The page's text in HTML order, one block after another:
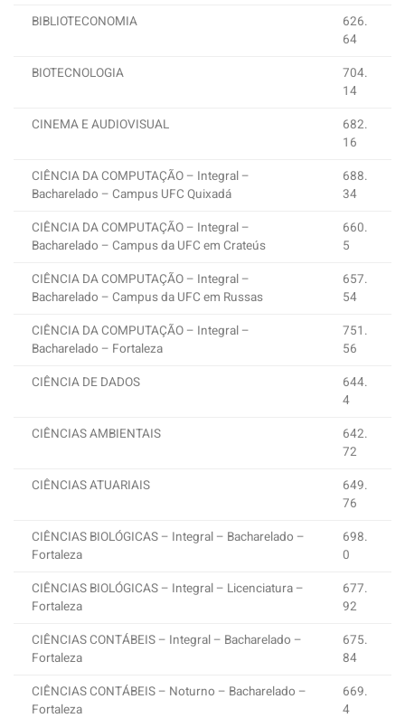
BIBLIOTECONOMIA
626.
64
BIOTECNOLOGIA
704.
14
CINEMA E AUDIOVISUAL
682.
16
CIÊNCIA DA COMPUTAÇÃO – Integral –
Bacharelado – Campus UFC Quixadá
688.
34
CIÊNCIA DA COMPUTAÇÃO – Integral –
Bacharelado – Campus da UFC em Crateús
660.
5
CIÊNCIA DA COMPUTAÇÃO – Integral –
Bacharelado – Campus da UFC em Russas
657.
54
CIÊNCIA DA COMPUTAÇÃO – Integral –
Bacharelado – Fortaleza
751.
56
CIÊNCIA DE DADOS
644.
4
CIÊNCIAS AMBIENTAIS
642.
72
CIÊNCIAS ATUARIAIS
649.
76
CIÊNCIAS BIOLÓGICAS – Integral – Bacharelado –
Fortaleza
698.
0
CIÊNCIAS BIOLÓGICAS – Integral – Licenciatura –
Fortaleza
677.
92
CIÊNCIAS CONTÁBEIS – Integral – Bacharelado –
Fortaleza
675.
84
CIÊNCIAS CONTÁBEIS – Noturno – Bacharelado –
Fortaleza
669.
4